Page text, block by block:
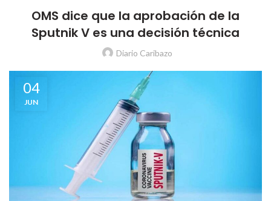
OMS dice que la aprobación de la
Sputnik V es una decisión técnica
Diario Caribazo
04
JUN